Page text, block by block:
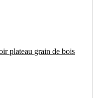
plateau grain de bois